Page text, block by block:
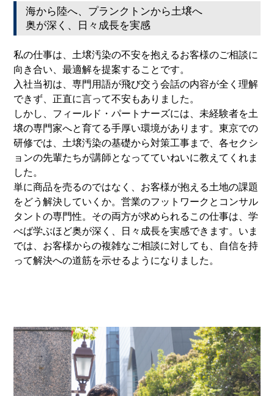
海から陸へ、プランクトンから土壌へ
奥が深く、日々成長を実感
私の仕事は、土壌汚染の不安を抱えるお客様のご相談に
向き合い、最適解を提案することです。
入社当初は、専門用語が飛び交う会話の内容が全く理解
できず、正直に言って不安もありました。
しかし、フィールド・パートナーズには、未経験者を土
壌の専門家へと育てる手厚い環境があります。東京での
研修では、土壌汚染の基礎から対策工事まで、各セクシ
ョンの先輩たちが講師となってていねいに教えてくれま
した。
単に商品を売るのではなく、お客様が抱える土地の課題
をどう解決していくか。営業のフットワークとコンサル
タントの専門性。その両方が求められるこの仕事は、学
べば学ぶほど奥が深く、日々成長を実感できます。いま
では、お客様からの複雑なご相談に対しても、自信を持
って解決への道筋を示せるようになりました。